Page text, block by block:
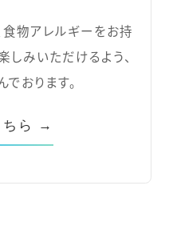
食物アレルギーをお持
しみいただけるよう、
おります。
ちら →